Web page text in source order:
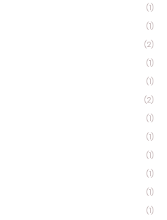
(1)
(1)
(2)
(1)
(1)
(2)
(1)
(1)
(1)
(1)
(1)
(1)